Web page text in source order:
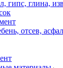
гипс, глина,
отсев,